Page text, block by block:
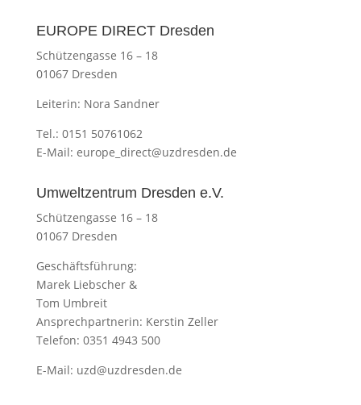
EUROPE DIRECT Dresden
Schützengasse 16 – 18
01067 Dresden
Leiterin: Nora Sandner
Tel.: 0151 50761062
E-Mail: europe_direct@uzdresden.de
Umweltzentrum Dresden e.V.
Schützengasse 16 – 18
01067 Dresden
Geschäftsführung:
Marek Liebscher &
Tom Umbreit
Ansprechpartnerin: Kerstin Zeller
Telefon: 0351 4943 500
E-Mail: uzd@uzdresden.de